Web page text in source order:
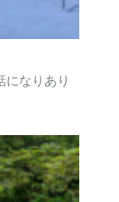
になりあり